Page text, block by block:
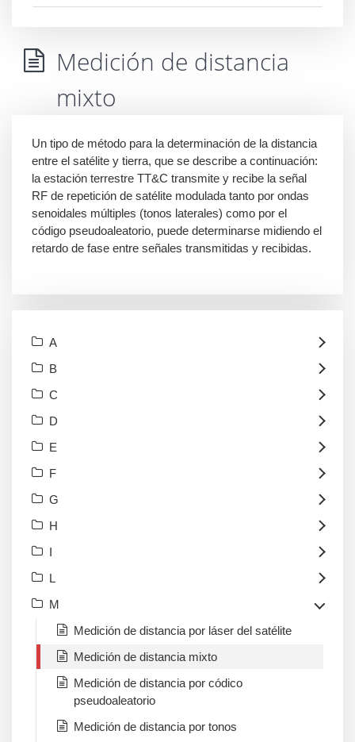
Medición de distancia
mixto
Un tipo de método para la determinación de la distancia
entre el satélite y tierra, que se describe a continuación:
la estación terrestre TT&C transmite y recibe la señal
RF de repetición de satélite modulada tanto por ondas
senoidales múltiples (tonos laterales) como por el
código pseudoaleatorio, puede determinarse midiendo el
retardo de fase entre señales transmitidas y recibidas.
A
B
C
D
E
F
G
H
I
L
M
Medición de distancia por láser del satélite
Medición de distancia mixto
Medición de distancia por códico
pseudoaleatorio
Medición de distancia por tonos